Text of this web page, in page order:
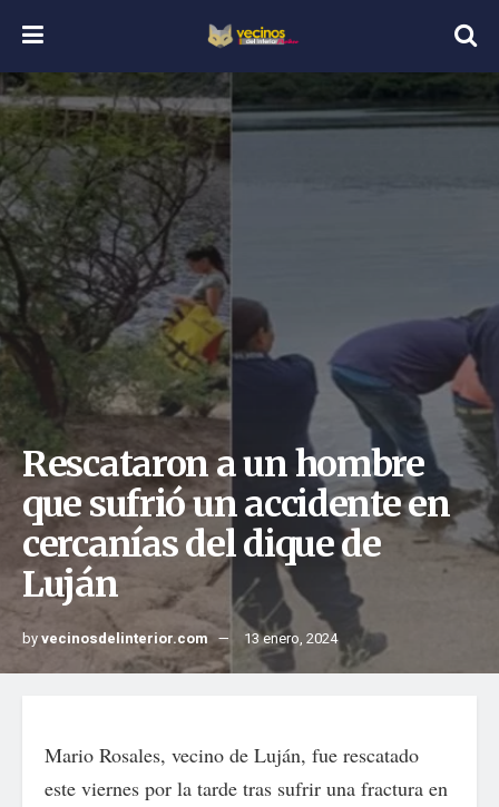
Rescataron a un hombre
que sufrió un accidente en
cercanías del dique de
Luján
byvecinosdelinterior.com 13 enero, 2024
Mario Rosales, vecino de Luján, fue rescatado
este viernes por la tarde tras sufrir una fractura en